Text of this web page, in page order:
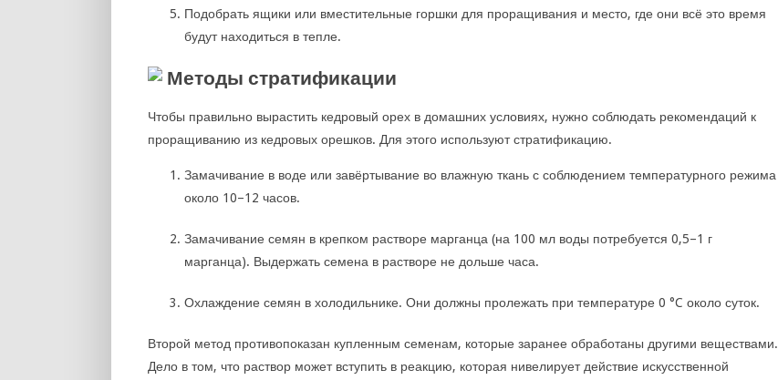
Подобрать ящики или вместительные горшки для проращивания и место, где они всё это время
будут находиться в тепле.
Методы стратификации
Чтобы правильно вырастить кедровый орех в домашних условиях, нужно соблюдать рекомендаций к
проращиванию из кедровых орешков. Для этого используют стратификацию.
Замачивание в воде или завёртывание во влажную ткань с соблюдением температурного режима
около 10–12 часов.
Замачивание семян в крепком растворе марганца (на 100 мл воды потребуется 0,5–1 г
марганца). Выдержать семена в растворе не дольше часа.
Охлаждение семян в холодильнике. Они должны пролежать при температуре 0 °C около суток.
Второй метод противопоказан купленным семенам, которые заранее обработаны другими веществами.
Дело в том, что раствор может вступить в реакцию, которая нивелирует действие искусственной